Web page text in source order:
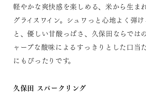
軽やかな爽快感を楽しめる、米から生ま
グライスワイン。シュワっと心地よく弾
と、優しい甘酸っぱさ、久保田ならでは
ャープな酸味によるすっきりとした口当
にもぴったりです。
久保田 スパークリング